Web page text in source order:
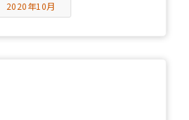
2020年10月